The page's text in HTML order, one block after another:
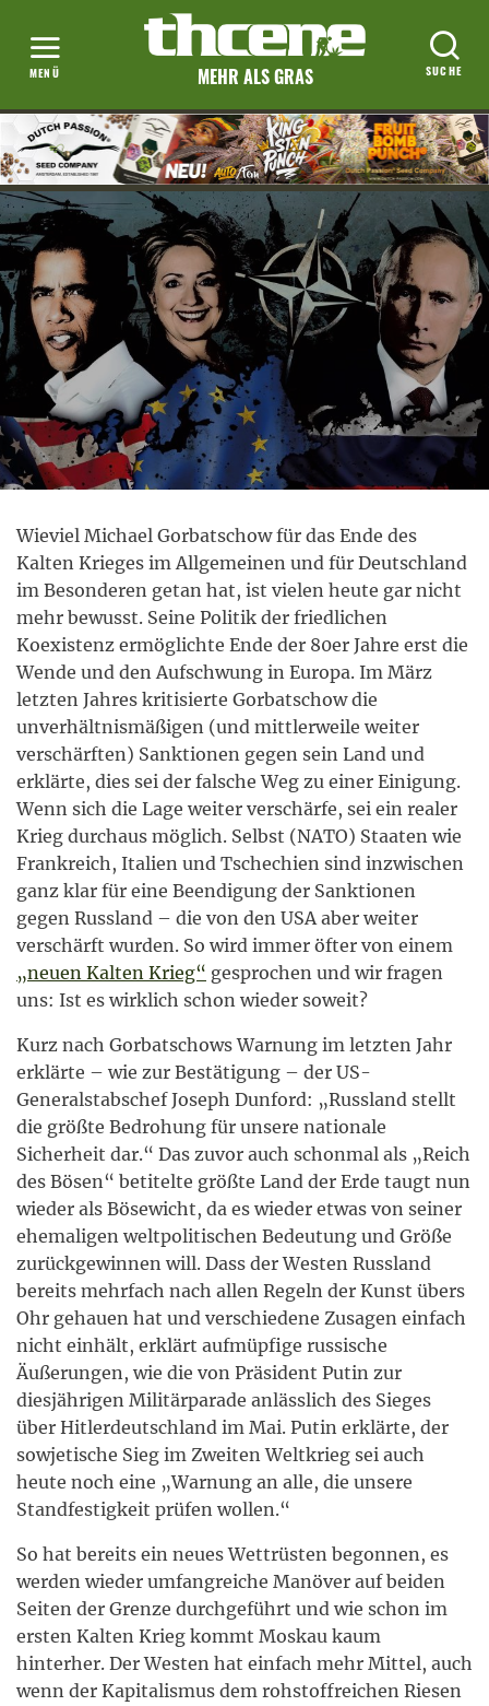
MEHR ALS GRAS
Wieviel Michael Gorbatschow für das Ende des
Kalten Krieges im Allgemeinen und für Deutschland
im Besonderen getan hat, ist vielen heute gar nicht
mehr bewusst. Seine Politik der friedlichen
Koexistenz ermöglichte Ende der 80er Jahre erst die
Wende und den Aufschwung in Europa. Im März
letzten Jahres kritisierte Gorbatschow die
unverhältnismäßigen (und mittlerweile weiter
verschärften) Sanktionen gegen sein Land und
erklärte, dies sei der falsche Weg zu einer Einigung.
Wenn sich die Lage weiter verschärfe, sei ein realer
Krieg durchaus möglich. Selbst (NATO) Staaten wie
Frankreich, Italien und Tschechien sind inzwischen
ganz klar für eine Beendigung der Sanktionen
gegen Russland – die von den USA aber weiter
verschärft wurden. So wird immer öfter von einem
„neuen Kalten Krieg“ gesprochen und wir fragen
uns: Ist es wirklich schon wieder soweit?
Kurz nach Gorbatschows Warnung im letzten Jahr
erklärte – wie zur Bestätigung – der US-
Generalstabschef Joseph Dunford: „Russland stellt
die größte Bedrohung für unsere nationale
Sicherheit dar.“ Das zuvor auch schonmal als „Reich
des Bösen“ betitelte größte Land der Erde taugt nun
wieder als Bösewicht, da es wieder etwas von seiner
ehemaligen weltpolitischen Bedeutung und Größe
zurückgewinnen will. Dass der Westen Russland
bereits mehrfach nach allen Regeln der Kunst übers
Ohr gehauen hat und verschiedene Zusagen einfach
nicht einhält, erklärt aufmüpfige russische
Äußerungen, wie die von Präsident Putin zur
diesjährigen Militärparade anlässlich des Sieges
über Hitlerdeutschland im Mai. Putin erklärte, der
sowjetische Sieg im Zweiten Weltkrieg sei auch
heute noch eine „Warnung an alle, die unsere
Standfestigkeit prüfen wollen.“
So hat bereits ein neues Wettrüsten begonnen, es
werden wieder umfangreiche Manöver auf beiden
Seiten der Grenze durchgeführt und wie schon im
ersten Kalten Krieg kommt Moskau kaum
hinterher. Der Westen hat einfach mehr Mittel, auch
wenn der Kapitalismus dem rohstoffreichen Riesen